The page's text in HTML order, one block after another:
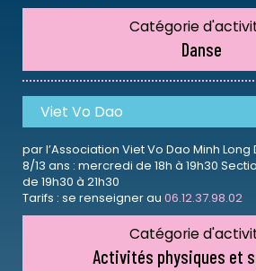
Catégorie
Danse
Viet Vo Dao
par l’Association Viet Vo Dao Minh
8/13 ans : mercredi de 18h à 19h30
de 19h30 à 21h30
Tarifs : se renseigner au 06.12.37.98.02
Catégorie
Activités physiques et